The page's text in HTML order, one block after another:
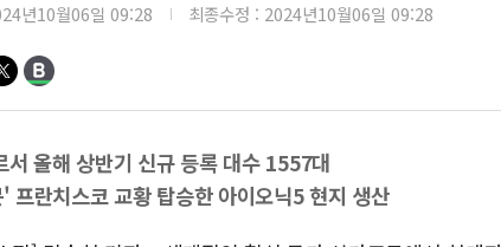
년10월06일 09:28 최종수정 : 2024년10월06일 09:28
서 올해 상반기 신규 등록 대수 1557대
프란치스코 교황 탑승한 아이오닉5 현지 생산